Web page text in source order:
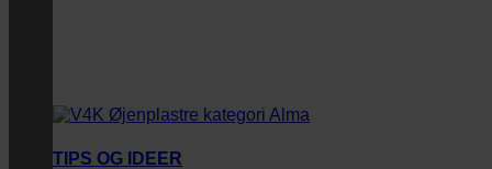
TIPS OG IDEER